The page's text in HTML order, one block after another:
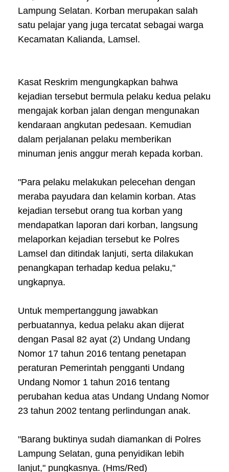
Lampung Selatan. Korban merupakan salah
satu pelajar yang juga tercatat sebagai warga
Kecamatan Kalianda, Lamsel.
Kasat Reskrim mengungkapkan bahwa
kejadian tersebut bermula pelaku kedua pelaku
mengajak korban jalan dengan mengunakan
kendaraan angkutan pedesaan. Kemudian
dalam perjalanan pelaku memberikan
minuman jenis anggur merah kepada korban.
"Para pelaku melakukan pelecehan dengan
meraba payudara dan kelamin korban. Atas
kejadian tersebut orang tua korban yang
mendapatkan laporan dari korban, langsung
melaporkan kejadian tersebut ke Polres
Lamsel dan ditindak lanjuti, serta dilakukan
penangkapan terhadap kedua pelaku,"
ungkapnya.
Untuk mempertanggung jawabkan
perbuatannya, kedua pelaku akan dijerat
dengan Pasal 82 ayat (2) Undang Undang
Nomor 17 tahun 2016 tentang penetapan
peraturan Pemerintah pengganti Undang
Undang Nomor 1 tahun 2016 tentang
perubahan kedua atas Undang Undang Nomor
23 tahun 2002 tentang perlindungan anak.
"Barang buktinya sudah diamankan di Polres
Lampung Selatan, guna penyidikan lebih
lanjut," pungkasnya. (Hms/Red)